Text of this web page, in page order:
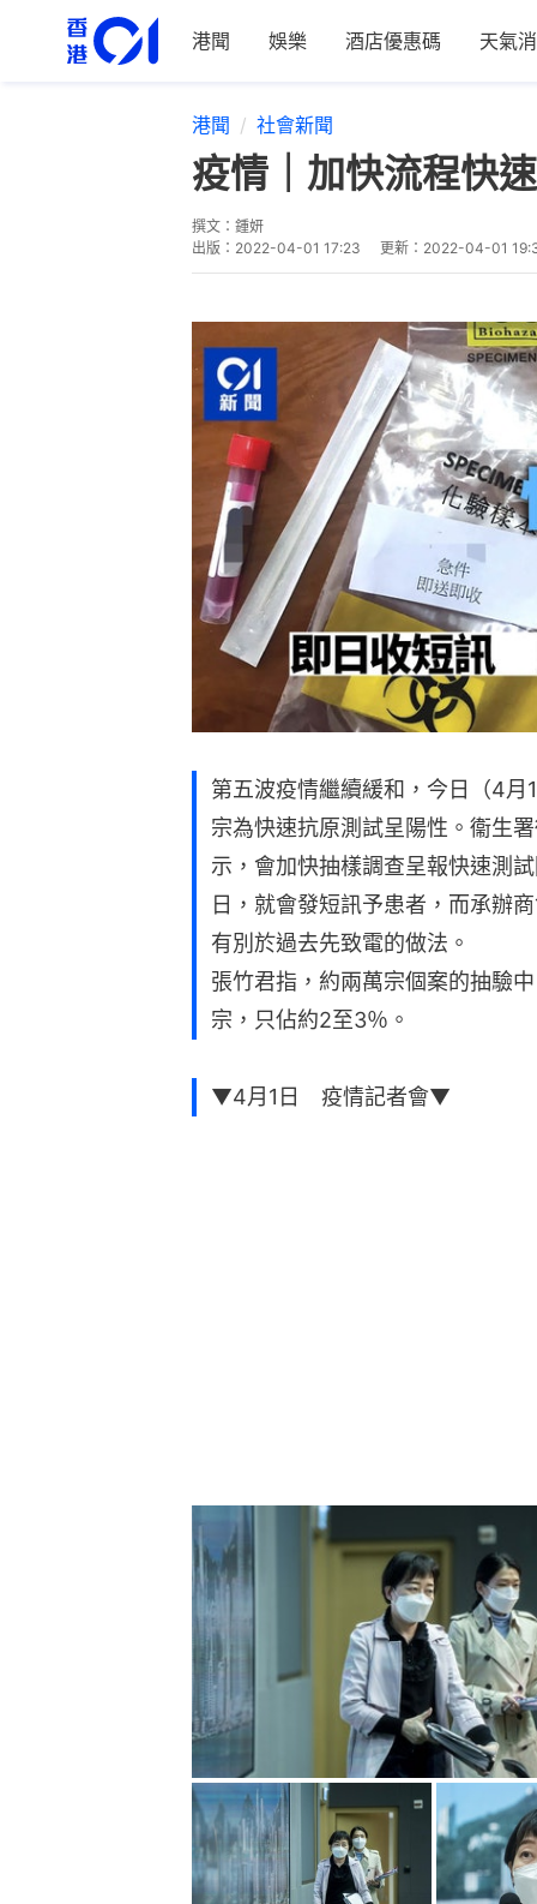
港聞 娛樂 酒店優惠碼 天氣
港聞 社會新聞
疫情｜加快流程快
撰文： 鍾妍
出版： 2022-04-01 17:23 更新： 2022-04-01
第五波疫情繼續緩和，今日（4
宗為快速抗原測試呈陽性。衞生
示，會加快抽樣調查呈報快速測
日，就會發短訊予患者，而承辦
有別於過去先致電的做法。
張竹君指，約兩萬宗個案的抽驗
宗，只佔約2至3％。
▼4月1日 疫情記者會▼